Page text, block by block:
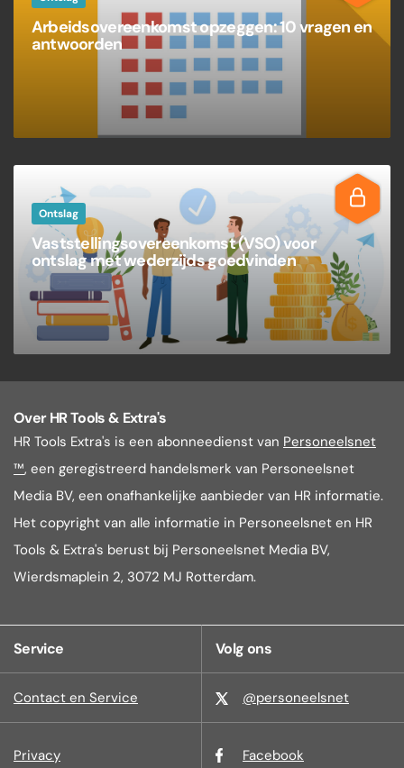
Arbeidsovereenkomst opzeggen: 10 vragen en
antwoorden
Ontslag
Vaststellingsovereenkomst (VSO) voor
ontslag met wederzijds goedvinden
Over HR Tools & Extra's
HR Tools Extra's is een abonneedienst van Personeelsnet
™, een geregistreerd handelsmerk van Personeelsnet
Media BV, een onafhankelijke aanbieder van HR informatie.
Het copyright van alle informatie in Personeelsnet en HR
Tools & Extra's berust bij Personeelsnet Media BV,
Wierdsmaplein 2, 3072 MJ Rotterdam.
Service
Contact en Service
Privacy
Volg ons
@personeelsnet
Facebook